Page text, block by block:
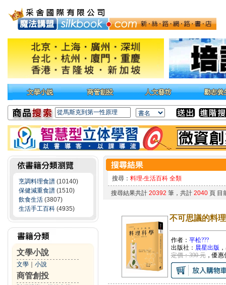
烹調料理食譜 (10140)
保健減重食譜 (1510)
飲食生活 (3807)
生活手工百科 (4935)
文學小說
文學 小說
商管創投
搜尋： 料理‧生活百科 全類
搜尋結果共計 20392 筆，共計 2040頁 目
不可思議的料
作者： 平松???
出版社： 晨星出版
定價：390 元，優惠